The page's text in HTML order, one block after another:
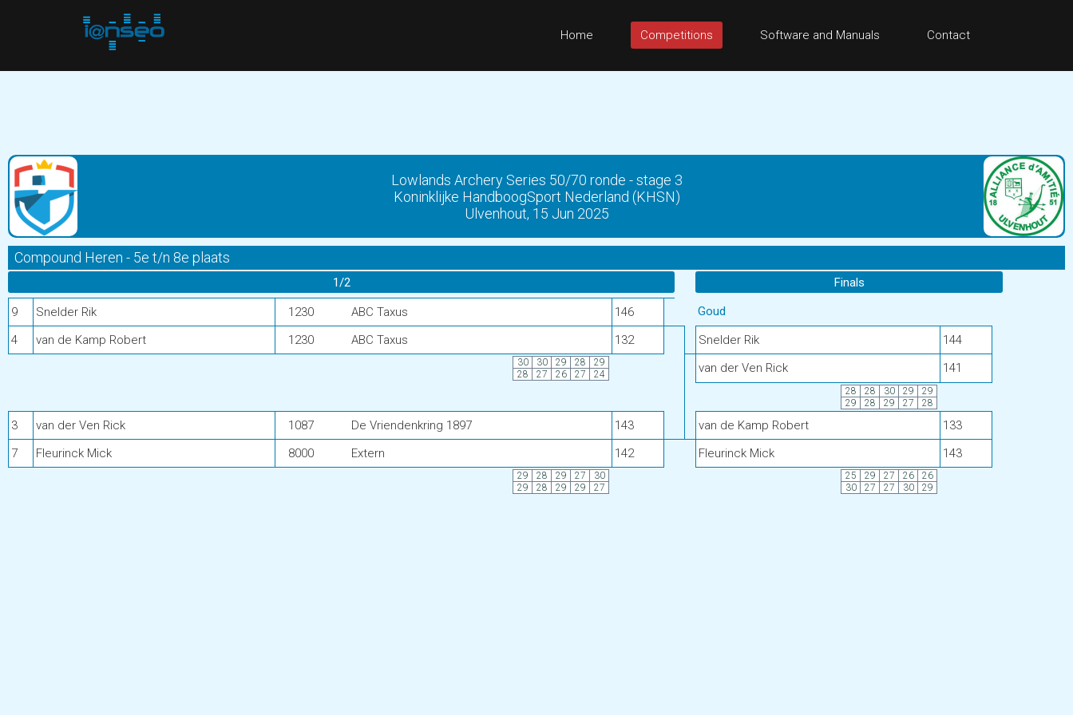
Home Competitions Software and Manuals Contact
Lowlands Archery Series 50/70 ronde - stage 3
Koninklijke HandboogSport Nederland (KHSN)
Ulvenhout, 15 Jun 2025
Compound Heren - 5e t/n 8e plaats
1/2 Finals
9 Snelder Rik 1230 ABC Taxus 146
Goud
4
van de Kamp Robert 1230 ABC Taxus 132 Snelder Rik 144
30 30 29 28
29
28
27 26 27 24 van der Ven Rick 141
28 28 30 29
29
29
28 29 27 28
3 van der Ven Rick 1087 De Vriendenkring 1897 143 van de Kamp Robert
133
7
Fleurinck Mick 8000 Extern 142 Fleurinck Mick 143
29 28 29 27
30
29
28 29 29 27
25 29 27 26
26
30
27 27 30 29